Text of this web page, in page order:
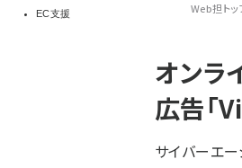
EC支援
ン
く
ず
Web担トッ
オンラ
広告「
サイバーエ